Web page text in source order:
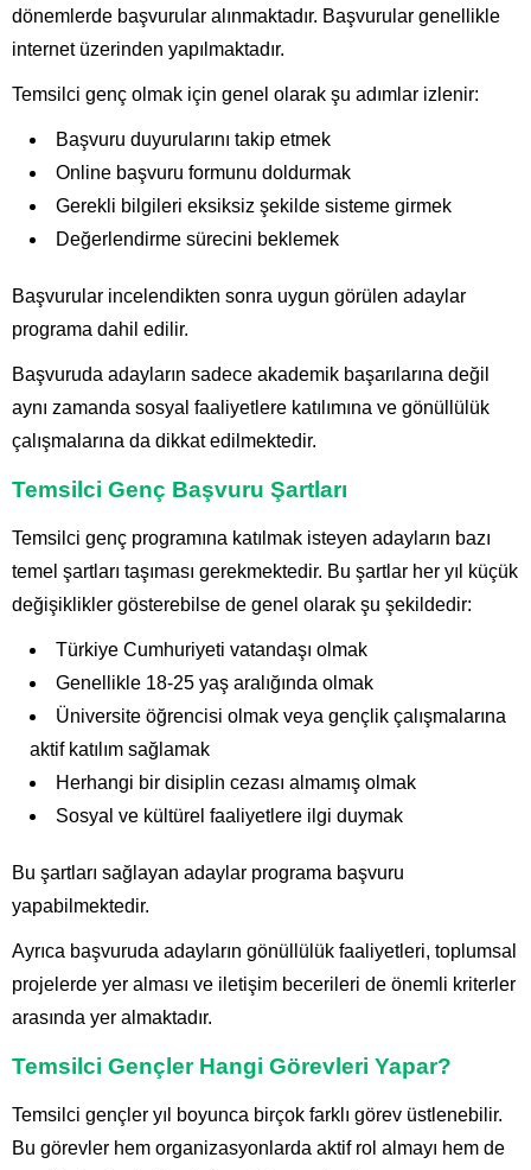
dönemlerde başvurular alınmaktadır. Başvurular genellikle
internet üzerinden yapılmaktadır.
Temsilci genç olmak için genel olarak şu adımlar izlenir:
Başvuru duyurularını takip etmek
Online başvuru formunu doldurmak
Gerekli bilgileri eksiksiz şekilde sisteme girmek
Değerlendirme sürecini beklemek
Başvurular incelendikten sonra uygun görülen adaylar
programa dahil edilir.
Başvuruda adayların sadece akademik başarılarına değil
aynı zamanda sosyal faaliyetlere katılımına ve gönüllülük
çalışmalarına da dikkat edilmektedir.
Temsilci Genç Başvuru Şartları
Temsilci genç programına katılmak isteyen adayların bazı
temel şartları taşıması gerekmektedir. Bu şartlar her yıl küçük
değişiklikler gösterebilse de genel olarak şu şekildedir:
Türkiye Cumhuriyeti vatandaşı olmak
Genellikle 18-25 yaş aralığında olmak
Üniversite öğrencisi olmak veya gençlik çalışmalarına
aktif katılım sağlamak
Herhangi bir disiplin cezası almamış olmak
Sosyal ve kültürel faaliyetlere ilgi duymak
Bu şartları sağlayan adaylar programa başvuru
yapabilmektedir.
Ayrıca başvuruda adayların gönüllülük faaliyetleri, toplumsal
projelerde yer alması ve iletişim becerileri de önemli kriterler
arasında yer almaktadır.
Temsilci Gençler Hangi Görevleri Yapar?
Temsilci gençler yıl boyunca birçok farklı görev üstlenebilir.
Bu görevler hem organizasyonlarda aktif rol almayı hem de